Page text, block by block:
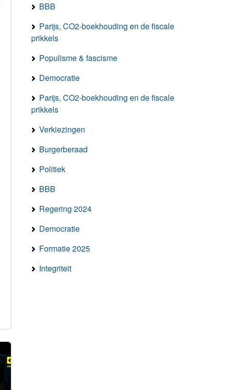
BBB
Parijs, CO2-boekhouding en de fiscale
prikkels
Populisme & fascisme
Democratie
Parijs, CO2-boekhouding en de fiscale
prikkels
Verkiezingen
Burgerberaad
Politiek
BBB
Regering 2024
Democratie
Formatie 2025
Integriteit